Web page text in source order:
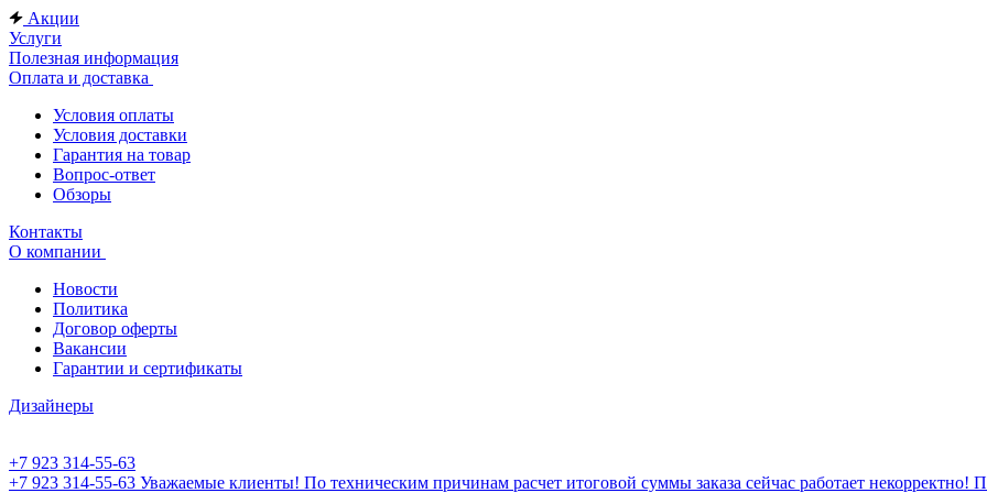
Акции
Услуги
Полезная информация
Оплата и доставка
Условия оплаты
Условия доставки
Гарантия на товар
Вопрос-ответ
Обзоры
Контакты
О компании
Новости
Политика
Договор оферты
Вакансии
Гарантии и сертификаты
Дизайнеры
+7 923 314-55-63
+7 923 314-55-63 Уважаемые клиенты! По техническим причинам расчет итоговой суммы заказа сейчас работает